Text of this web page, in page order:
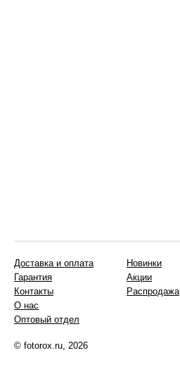
Доставка и оплата
Гарантия
Контакты
О нас
Оптовый отдел
Новинки
Акции
Распродажа
© fotorox.ru, 2026